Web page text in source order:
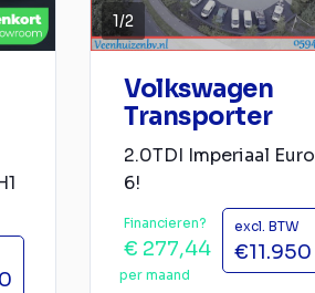
1/2
Volkswagen
Transporter
2.0TDI Imperiaal Euro
6!
Financieren?
€ 277,44
per maand
excl. BTW
€11.950